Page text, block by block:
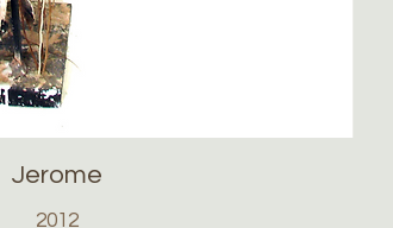
Jerome
2012